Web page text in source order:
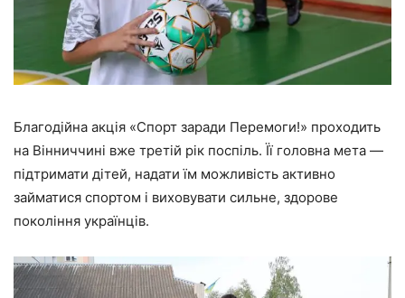
Благодійна акція «Спорт заради Перемоги!» проходить
на Вінниччині вже третій рік поспіль. Її головна мета —
підтримати дітей, надати їм можливість активно
займатися спортом і виховувати сильне, здорове
покоління українців.